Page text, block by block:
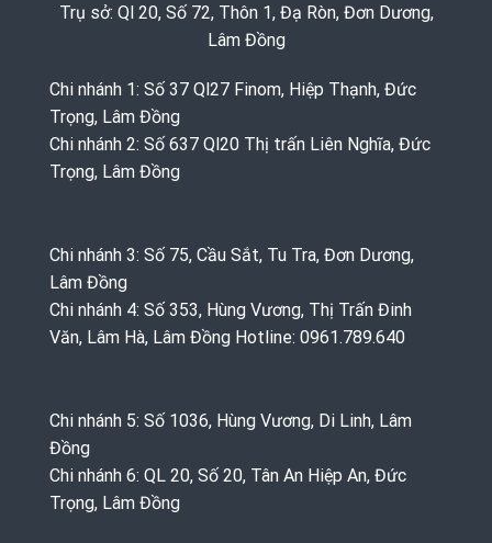
Trụ sở: Ql 20, Số 72, Thôn 1, Đạ Ròn, Đơn Dương,
Lâm Đồng
Chi nhánh 1: Số 37 Ql27 Finom, Hiệp Thạnh, Đức
Trọng, Lâm Đồng
Chi nhánh 2: Số 637 Ql20 Thị trấn Liên Nghĩa, Đức
Trọng, Lâm Đồng
Chi nhánh 3: Số 75, Cầu Sắt, Tu Tra, Đơn Dương,
Lâm Đồng
Chi nhánh 4: Số 353, Hùng Vương, Thị Trấn Đinh
Văn, Lâm Hà, Lâm Đồng Hotline: 0961.789.640
Chi nhánh 5: Số 1036, Hùng Vương, Di Linh, Lâm
Đồng
Chi nhánh 6: QL 20, Số 20, Tân An Hiệp An, Đức
Trọng, Lâm Đồng